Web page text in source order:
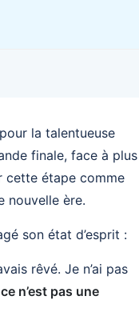
la talentueuse
finale, face à plus
cette étape comme
nouvelle ère.
son état d’esprit :
rêvé. Je n’ai pas
ce n’est pas une